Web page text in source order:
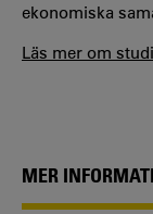
ekonomiska
Läs mer om
MER